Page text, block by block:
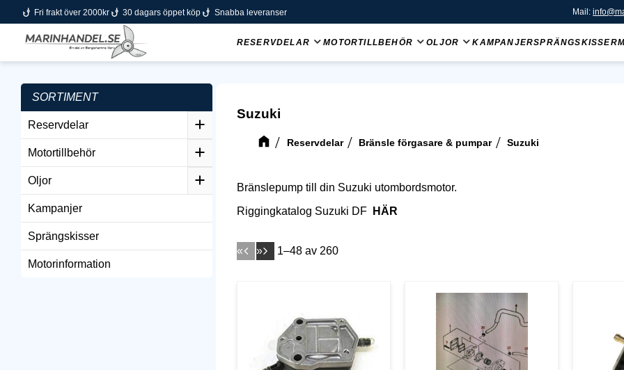
phishing Fri frakt över 2000kr phishing 30 dagars öppet köp phishing Snabba leveranser Mail:
RESERVDELAR MOTORTILLBEHÖR OLJOR KAMPANJERSPRÄNGSKISSER
Suzuki
Reservdelar Bränsle förgasare & pumpar Suzuki
Bränslepump till din Suzuki utombordsmotor.
Riggingkatalog Suzuki DF HÄR
1–48 av 260
« »
SORTIMENT
Reservdelar
Motortillbehör
Oljor
Kampanjer
Sprängskisser
Motorinformation